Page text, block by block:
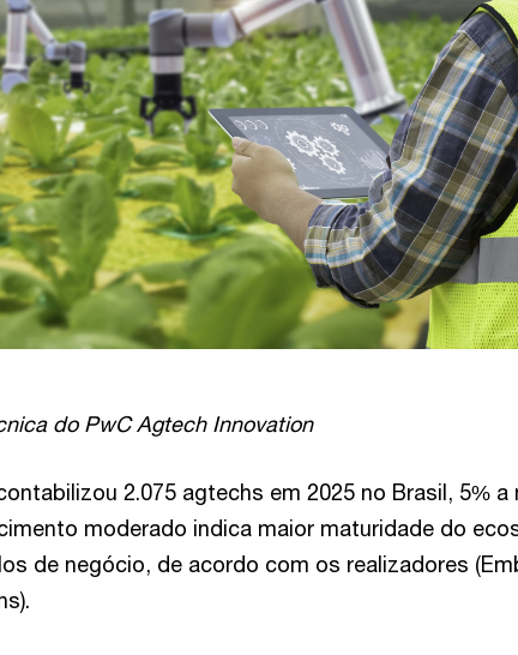
do PwC Agtech Innovation
2.075 agtechs em 2025 no Brasil, 5% a
moderado indica maior maturidade do
de negócio, de acordo com os realizadores